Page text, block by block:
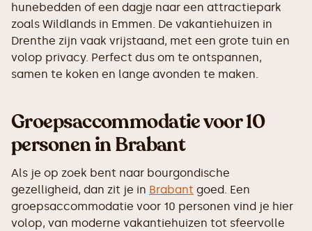
hunebedden of een dagje naar een attractiepark
zoals Wildlands in Emmen. De vakantiehuizen in
Drenthe zijn vaak vrijstaand, met een grote tuin en
volop privacy. Perfect dus om te ontspannen,
samen te koken en lange avonden te maken.
Groepsaccommodatie voor 10
personen in Brabant
Als je op zoek bent naar bourgondische
gezelligheid, dan zit je in Brabant goed. Een
groepsaccommodatie voor 10 personen vind je hier
volop, van moderne vakantiehuizen tot sfeervolle